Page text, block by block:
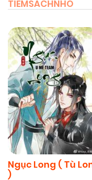
TIEMSACHNHO
Ngục Long ( Tù
)